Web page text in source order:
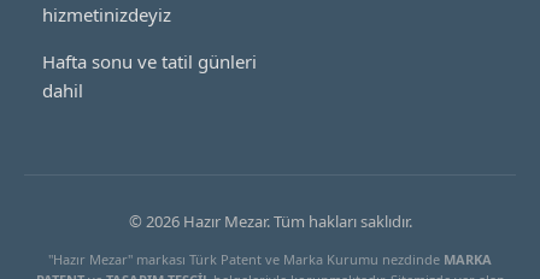
hizmetinizdeyiz
Hafta sonu ve tatil günleri
dahil
© 2026 Hazır Mezar. Tüm hakları saklıdır.
"Hazır Mezar" markası Türk Patent ve Marka Kurumu nezdinde MARKA